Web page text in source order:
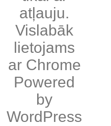
atļauju.
Vislabāk
lietojams
ar Chrome
Powered
by
WordPress